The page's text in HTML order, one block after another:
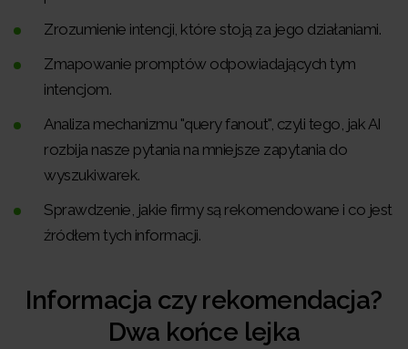
Zrozumienie intencji, które stoją za jego działaniami.
Zmapowanie promptów odpowiadających tym
intencjom.
Analiza mechanizmu "query fanout", czyli tego, jak AI
rozbija nasze pytania na mniejsze zapytania do
wyszukiwarek.
Sprawdzenie, jakie firmy są rekomendowane i co jest
źródłem tych informacji.
Informacja czy rekomendacja?
Dwa końce lejka